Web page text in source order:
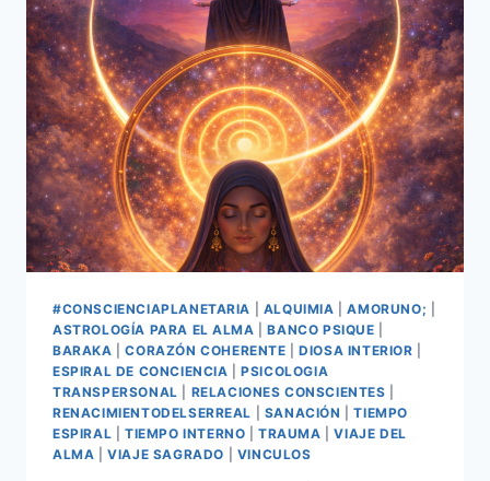
#CONSCIENCIAPLANETARIA ALQUIMIA |AMORUNO;
ASTROLOGÍA PARA EL ALMA |BANCO PSIQUE
BARAKA |CORAZÓN COHERENTE |DIOSA INTERIOR
ESPIRAL DE CONCIENCIA |PSICOLOGIA
TRANSPERSONAL
RELACIONES CONSCIENTES
RENACIMIENTODELSERREAL
SANACIÓN |TIEMPO
ESPIRAL
TIEMPO INTERNO |TRAUMA |VIAJE DEL
ALMA |VIAJE SAGRADO VINCULOS